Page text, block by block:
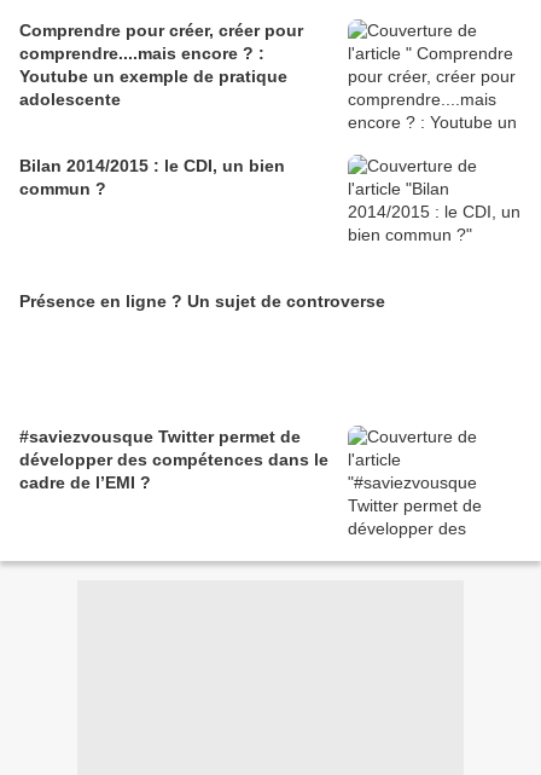
Comprendre pour créer, créer pour
comprendre....mais encore ? :
Youtube un exemple de pratique
adolescente
Bilan 2014/2015 : le CDI, un bien
commun ?
Présence en ligne ? Un sujet de controverse
#saviezvousque Twitter permet de
développer des compétences dans le
cadre de l’EMI ?